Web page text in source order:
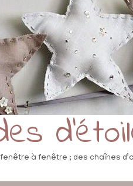
à fenêtre ; des chaînes